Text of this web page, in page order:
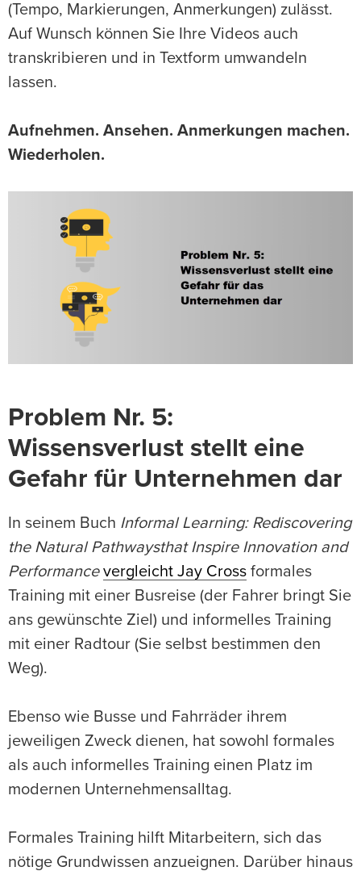
(Tempo, Markierungen, Anmerkungen) zulässt.
Auf Wunsch können Sie Ihre Videos auch
transkribieren und in Textform umwandeln
lassen.
Aufnehmen. Ansehen. Anmerkungen machen.
Wiederholen.
Problem Nr. 5:
Wissensverlust stellt eine
Gefahr für Unternehmen dar
In seinem Buch Informal Learning: Rediscovering
the Natural Pathwaysthat Inspire Innovation and
Performance vergleicht Jay Cross formales
Training mit einer Busreise (der Fahrer bringt Sie
ans gewünschte Ziel) und informelles Training
mit einer Radtour (Sie selbst bestimmen den
Weg).
Ebenso wie Busse und Fahrräder ihrem
jeweiligen Zweck dienen, hat sowohl formales
als auch informelles Training einen Platz im
modernen Unternehmensalltag.
Formales Training hilft Mitarbeitern, sich das
nötige Grundwissen anzueignen. Darüber hinaus